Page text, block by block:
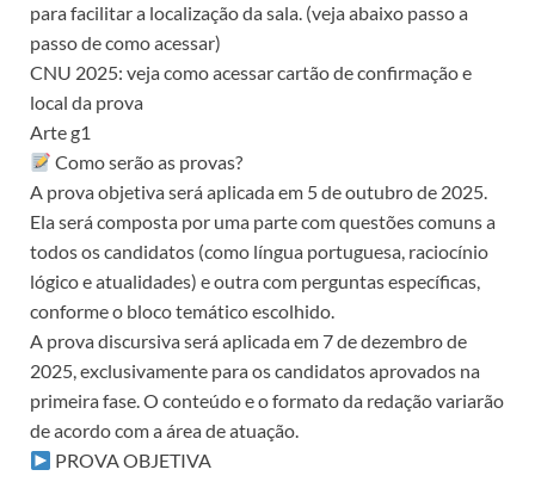
para facilitar a localização da sala. (veja abaixo passo a
passo de como acessar)
CNU 2025: veja como acessar cartão de confirmação e
local da prova
Arte g1
Como serão as provas?
A prova objetiva será aplicada em 5 de outubro de 2025.
Ela será composta por uma parte com questões comuns a
todos os candidatos (como língua portuguesa, raciocínio
lógico e atualidades) e outra com perguntas específicas,
conforme o bloco temático escolhido.
A prova discursiva será aplicada em 7 de dezembro de
2025, exclusivamente para os candidatos aprovados na
primeira fase. O conteúdo e o formato da redação variarão
de acordo com a área de atuação.
PROVA OBJETIVA